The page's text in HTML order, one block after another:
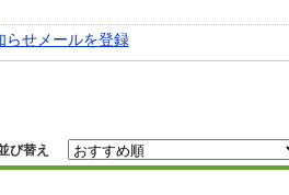
らせメールを登録
び替え